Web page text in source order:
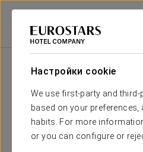
Настройки cookie
We use first-party and
based on your
habits. For more
or you can configure or
Eurostars Hotel Company